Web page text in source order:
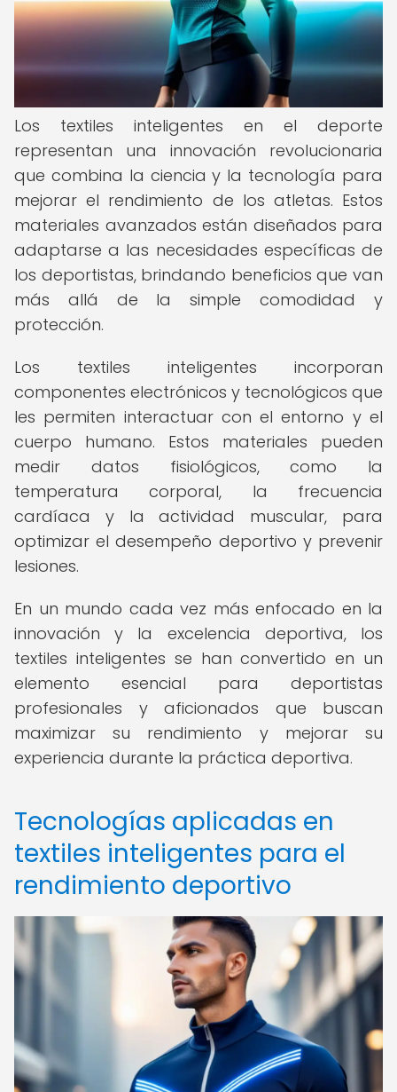
Los textiles inteligentes en el deporte
representan una innovación revolucionaria
que combina la ciencia y la tecnología para
mejorar el rendimiento de los atletas. Estos
materiales avanzados están diseñados para
adaptarse a las necesidades específicas de
los deportistas, brindando beneficios que van
más allá de la simple comodidad y
protección.
Los textiles inteligentes incorporan
componentes electrónicos y tecnológicos que
les permiten interactuar con el entorno y el
cuerpo humano. Estos materiales pueden
medir datos fisiológicos, como la
temperatura corporal, la frecuencia
cardíaca y la actividad muscular, para
optimizar el desempeño deportivo y prevenir
lesiones.
En un mundo cada vez más enfocado en la
innovación y la excelencia deportiva, los
textiles inteligentes se han convertido en un
elemento esencial para deportistas
profesionales y aficionados que buscan
maximizar su rendimiento y mejorar su
experiencia durante la práctica deportiva.
Tecnologías aplicadas en
textiles inteligentes para el
rendimiento deportivo